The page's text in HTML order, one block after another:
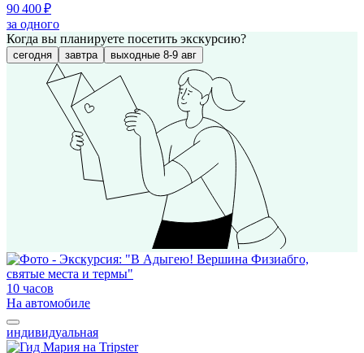
90 400 ₽
за одного
Когда вы планируете посетить экскурсию?
сегодня завтра выходные 8-9 авг
10 часов
На автомобиле
индивидуальная